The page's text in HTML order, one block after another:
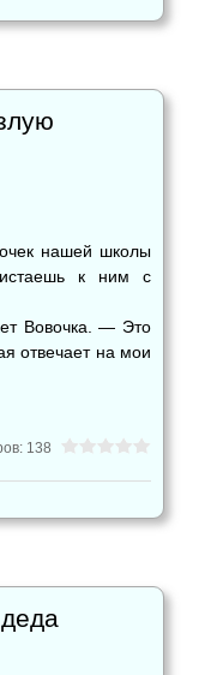
нашей школы
к ним с
Вовочка. — Это
отвечает на мои
138